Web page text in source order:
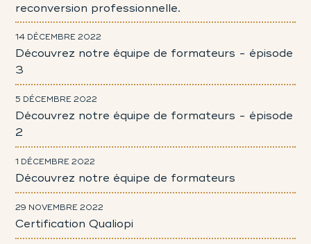
reconversion professionnelle.
14 DÉCEMBRE 2022
Découvrez notre équipe de formateurs - épisode
3
5 DÉCEMBRE 2022
Découvrez notre équipe de formateurs - épisode
2
1 DÉCEMBRE 2022
Découvrez notre équipe de formateurs
29 NOVEMBRE 2022
Certification Qualiopi